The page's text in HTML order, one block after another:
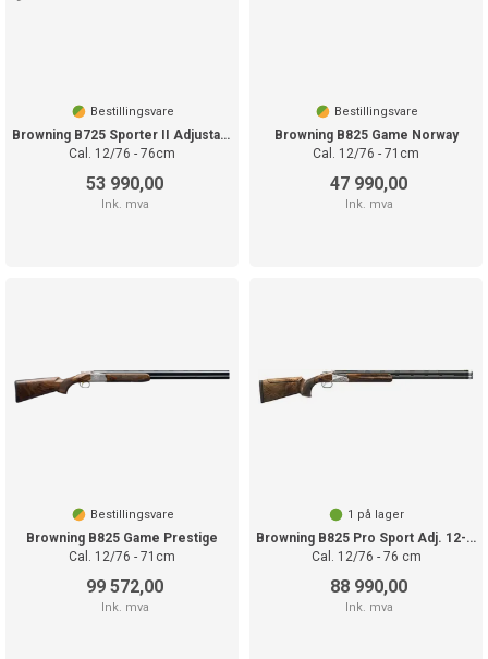
Bestillingsvare
Browning B725 Sporter II Adjustable TF
Cal. 12/76 - 76cm
53 990,00
Ink. mva
Bestillingsvare
Browning B825 Game Norway
Cal. 12/76 - 71cm
47 990,00
Ink. mva
Bestillingsvare
Browning B825 Game Prestige
Cal. 12/76 - 71cm
99 572,00
Ink. mva
1 på lager
Browning B825 Pro Sport Adj. 12-76 DS EX
Cal. 12/76 - 76 cm
88 990,00
Ink. mva